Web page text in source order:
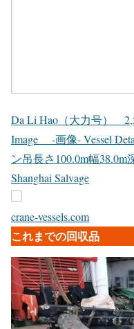
Da Li Hao（大力号）
Image -画像- Vessel
ン吊長さ100.0m幅
Shanghai Salvage
crane-vessels.com
これまでの回収品